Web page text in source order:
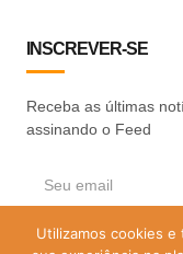
INSCREVER-SE
Receba as últimas
assinando o Feed
Utilizamos cookies e